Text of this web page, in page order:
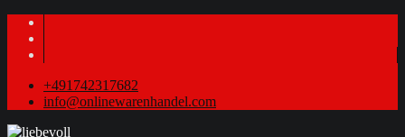
+491742317682
info@onlinewarenhandel.com